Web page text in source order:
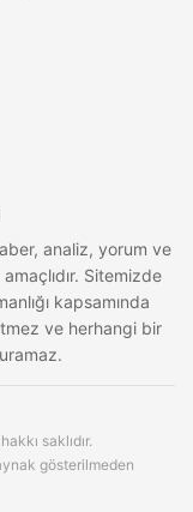
analiz, yorum ve
Sitemizde
kapsamında
ve herhangi bir
saklıdır.
gösterilmeden